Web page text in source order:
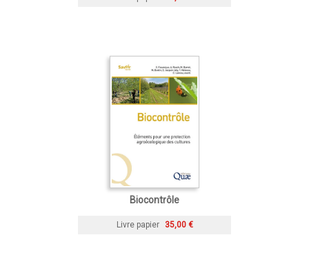
Biocontrôle
Livre papier 35,00 €